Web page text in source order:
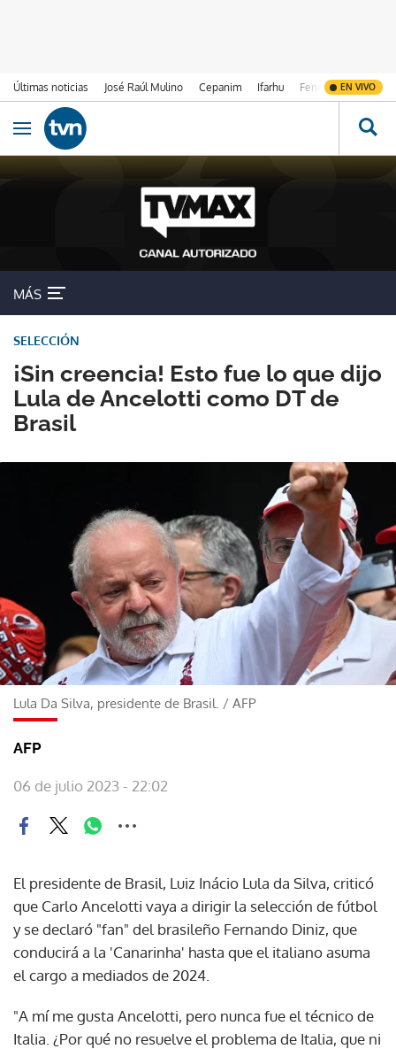
Últimas noticias José Raúl Mulino Cepanim Ifarhu Fenómeno de El
EN VIVO
Ir al contenido
Obrir navegació
MÁS
¡Sin creencia! Esto fue lo que dijo
Lula de Ancelotti como DT de
Brasil
SELECCIÓN
Lula Da Silva, presidente de Brasil. / AFP
AFP
06 de julio 2023 - 22:02
El presidente de Brasil, Luiz Inácio Lula da Silva, criticó
que Carlo Ancelotti vaya a dirigir la selección de fútbol
y se declaró "fan" del brasileño Fernando Diniz, que
conducirá a la 'Canarinha' hasta que el italiano asuma
el cargo a mediados de 2024.
"A mí me gusta Ancelotti, pero nunca fue el técnico de
Italia. ¿Por qué no resuelve el problema de Italia, que ni